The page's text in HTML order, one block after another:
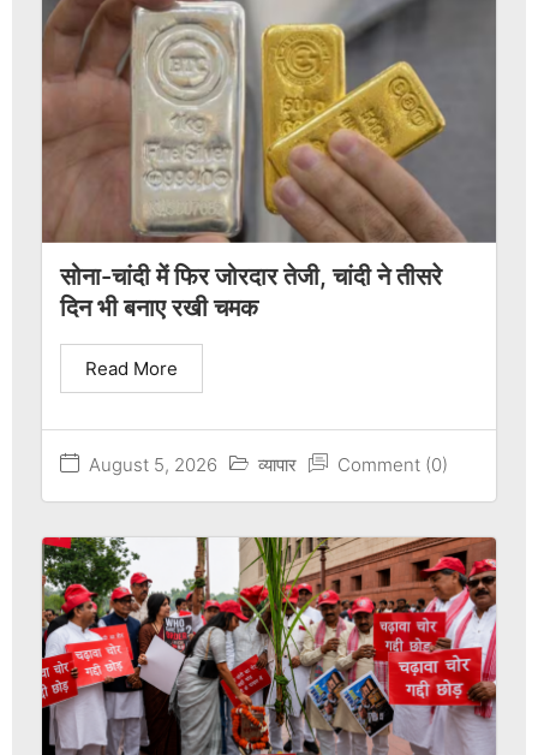
सोना-चांदी में फिर जोरदार तेजी, चांदी ने तीसरे
दिन भी बनाए रखी चमक
August 5, 2026 व्यापार Comment (0)
Read More